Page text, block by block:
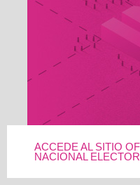
ACCEDE AL SITIO
NACIONAL